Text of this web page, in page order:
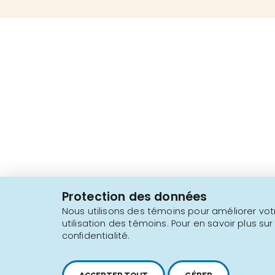
Protection des données
Nous utilisons des témoins pour améliorer
utilisation des témoins. Pour en savoir plus
confidentialité.
1 450 646-2591